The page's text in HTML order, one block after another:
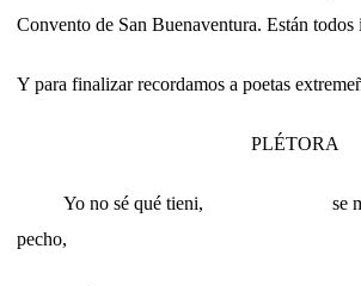
Convento de San Buenaventura. Están todos
Y para finalizar recordamos a poetas
PLÉTORA
Yo no sé qué tieni, se me
pecho,